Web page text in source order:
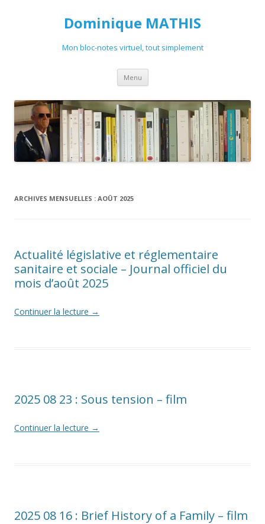
Dominique MATHIS
Mon bloc-notes virtuel, tout simplement
Menu Aller
contenu
ARCHIVES MENSUELLES : AOÛT 2025
Actualité législative et réglementaire
sanitaire et sociale – Journal officiel du
mois d’août 2025
Continuer la lecture →
2025 08 23 : Sous tension – film
Continuer la lecture →
2025 08 16 : Brief History of a Family – film